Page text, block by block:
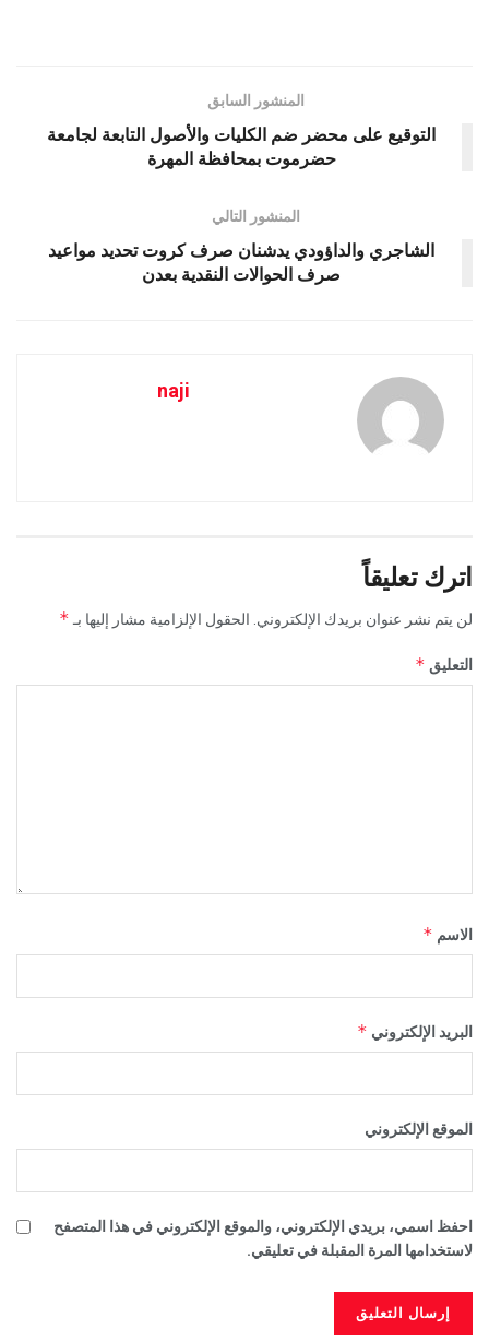
المنشور السابق
التوقيع على محضر ضم الكليات والأصول التابعة لجامعة
حضرموت بمحافظة المهرة
المنشور التالي
الشاجري والداؤودي يدشنان صرف كروت تحديد مواعيد
صرف الحوالات النقدية بعدن
naji
اترك تعليقاً
لن يتم نشر عنوان بريدك الإلكتروني. الحقول الإلزامية مشار إليها بـ*
التعليق *
الاسم *
البريد الإلكتروني *
الموقع الإلكتروني
احفظ اسمي، بريدي الإلكتروني، والموقع الإلكتروني في هذا المتصفح
لاستخدامها المرة المقبلة في تعليقي.